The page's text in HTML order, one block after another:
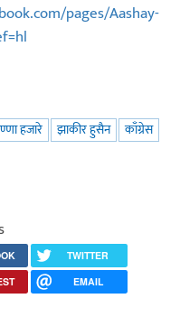
pages/Aashay-
हजारे झाकीर हुसैन काँग्रेस
TWITTER
EMAIL